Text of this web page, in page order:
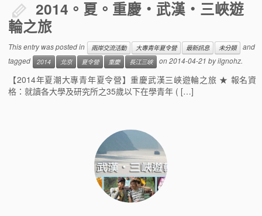
2014。夏。重慶・武漢・三峽遊
輪之旅
This entry was posted in 兩岸交流活動 大專青年夏令營 最新訊息 未分類
and
tagged
2014 北京 夏令營 重慶 長江三峽 on2014-04-21 byilgnohz.
【2014年夏潮大專青年夏令營】重慶武漢三峽遊輪之旅 ★ 報名資
格：就讀各大學及研究所之35歲以下在學青年 ( […]